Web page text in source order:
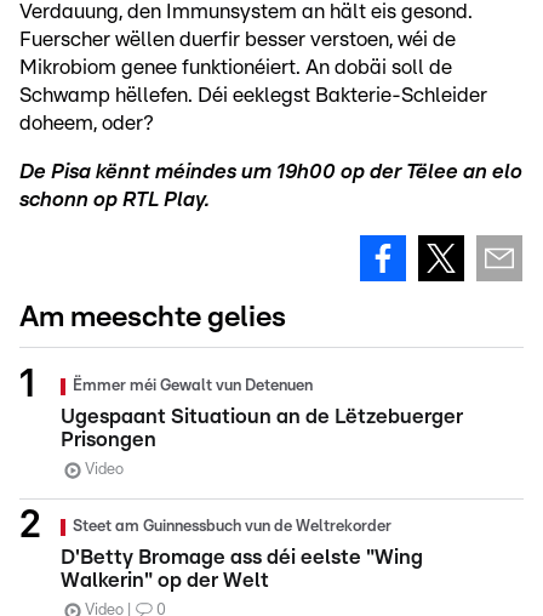
Verdauung, den Immunsystem an hält eis gesond.
Fuerscher wëllen duerfir besser verstoen, wéi de
Mikrobiom genee funktionéiert. An dobäi soll de
Schwamp hëllefen. Déi eeklegst Bakterie-Schleider
doheem, oder?
De Pisa kënnt méindes um 19h00 op der Tëlee an elo
schonn op RTL Play.
Am meeschte gelies
Ëmmer méi Gewalt vun Detenuen
Ugespaant Situatioun an de Lëtzebuerger
Prisongen
Video
Steet am Guinnessbuch vun de Weltrekorder
D'Betty Bromage ass déi eelste "Wing
Walkerin" op der Welt
Video 0